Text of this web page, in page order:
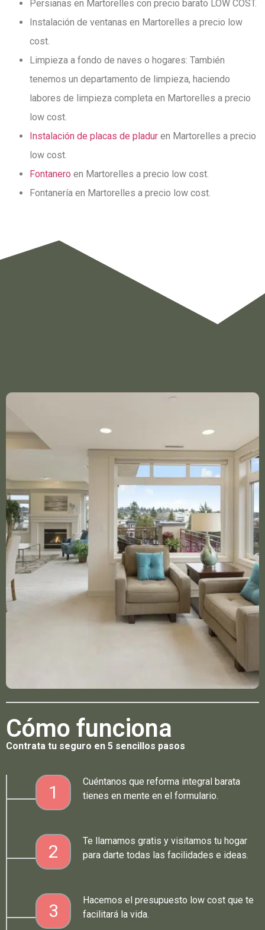
Persianas en Martorelles con precio barato LOW COST.
Instalación de ventanas en Martorelles a precio low
cost.
Limpieza a fondo de naves o hogares: También
tenemos un departamento de limpieza, haciendo
labores de limpieza completa en Martorelles a precio
low cost.
Instalación de placas de pladur en Martorelles a precio
low cost.
Fontanero en Martorelles a precio low cost.
Fontanería en Martorelles a precio low cost.
Cómo funciona
Contrata tu seguro en 5 sencillos pasos
1
Cuéntanos que reforma integral barata
tienes en mente en el formulario.
2
Te llamamos gratis y visitamos tu hogar
para darte todas las facilidades e ideas.
3
Hacemos el presupuesto low cost que te
facilitará la vida.